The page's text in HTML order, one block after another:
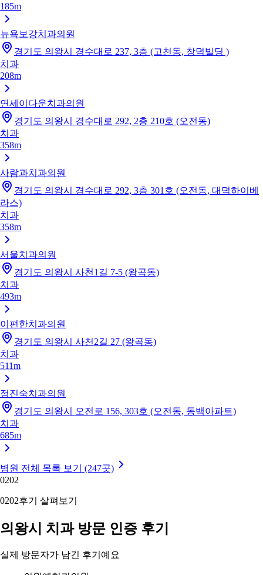
185m
뉴욕보강치과의원
경기도 의왕시 경수대로 237, 3층 (고천동, 창덕빌딩 )
치과
208m
연세이다운치과의원
경기도 의왕시 경수대로 292, 2층 210호 (오전동)
치과
358m
사람과치과의원
경기도 의왕시 경수대로 292, 3층 301호 (오전동, 대덕하이베
라스)
치과
358m
서울치과의원
경기도 의왕시 사천1길 7-5 (왕곡동)
치과
493m
이편한치과의원
경기도 의왕시 사천2길 27 (왕곡동)
치과
511m
정진숙치과의원
경기도 의왕시 오전로 156, 303호 (오전동, 동백아파트)
치과
685m
병원 전체 목록 보기 (247곳)
0202
0202후기 살펴보기
의왕시 치과 방문 인증 후기
실제 방문자가 남긴 후기예요